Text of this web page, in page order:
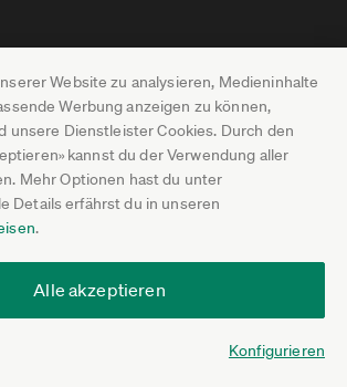
Website zu analysieren, Medieninhalte
Werbung anzeigen zu können,
unsere Dienstleister Cookies. Durch den
kannst du der Verwendung aller
Mehr Optionen hast du unter
Details erfährst du in unseren
.
Alle akzeptieren
Konfigurieren